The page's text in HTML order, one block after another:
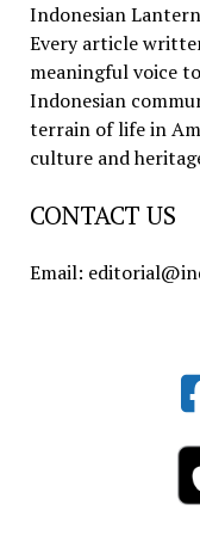
Indonesian
Every article
meaningful voice
Indonesian
terrain of life in
culture and
CONTACT US
Email: